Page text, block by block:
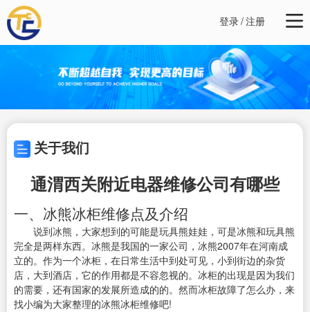
登录/注册
关于我们
通渭西关附近电器维修公司有哪些
一、冰熊冰柜维修点及介绍
说到冰熊，大家想到的可能是玩具熊娃娃，可是冰熊和玩具熊
完全是两样东西。冰熊是我国的一家公司，冰熊2007年在河南成
立的。作为一个冰柜，在日常生活中到处可见，小到街边的杂货
店，大到酒店，它的作用都是不容忽视的。冰柜的出现是因为我们
的需要，还有国家的发展所造成的的。然而冰柜故障了怎么办，来
找小编为大家整理的冰熊冰柜维修吧!